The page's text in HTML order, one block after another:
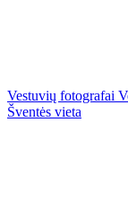
Vestuvių fotografai
Šventės vieta